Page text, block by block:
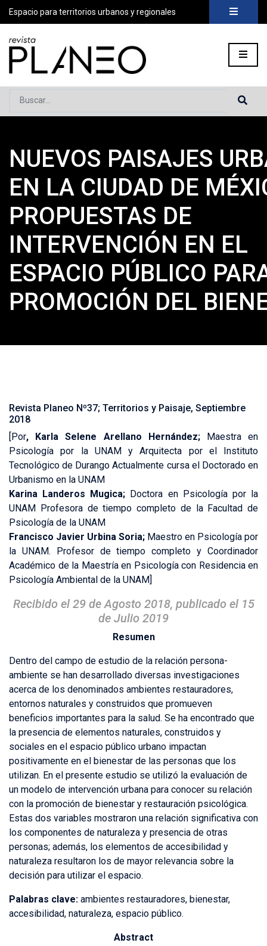
Espacio para territorios urbanos y regionales
Buscar...
Portada »Planeo Hoy» Secciones»Planeo Academia »
NUEVOS PAISAJES
EN LA CIUDAD DE
PROPUESTAS DE
INTERVENCIÓN EN EL
ESPACIO PÚBLICO
PROMOCIÓN DEL
Revista Planeo Nº37; Territorios y Paisaje, Septiembre
2018
[Por, Karla Selene Arellano Hernández;Maestra en
Psicología por la UNAM y Arquitecta por el Instituto
Tecnológico de Durango Actualmente cursa el Doctorado en
Urbanismo en la UNAM
Karina Landeros Mugica; Doctora en Psicología por la
UNAM Profesora de tiempo completo de la Facultad de
Psicología de la UNAM
Francisco Javier Urbina Soria; Maestro en Psicología por
la UNAM. Profesor de tiempo completo y Coordinador
Académico de la Maestría en Psicología con Residencia en
Psicología Ambiental de la UNAM]
Recibido el 29 de Agosto 2018, publicado el 15
de Julio 2019
Resumen
Dentro del campo de estudio de la relación persona-
ambiente se han desarrollado diversas investigaciones
acerca de los denominados ambientes restauradores,
entornos naturales y construidos que promueven
beneficios importantes para la salud. Se ha encontrado que
la presencia de elementos naturales, construidos y
sociales en el espacio público urbano impactan
positivamente en el bienestar de las personas que los
utilizan. En el presente estudio se utilizó la evaluación de
un modelo de intervención urbana para conocer su relación
con la promoción de bienestar y restauración psicológica.
Estas dos variables mostraron una relación significativa con
los componentes de naturaleza y presencia de otras
personas; además, los elementos de accesibilidad y
naturaleza resultaron los de mayor relevancia sobre la
decisión para utilizar el espacio.
Palabras clave: ambientes restauradores, bienestar,
accesibilidad, naturaleza, espacio público.
Abstract